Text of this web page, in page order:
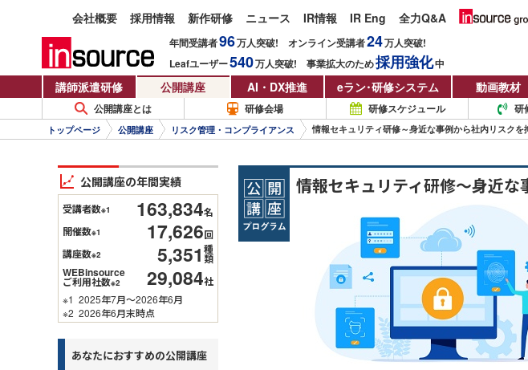
会社概要 採用情報 新作研修 ニュース IR情報 IR Eng 全力Q&A
年間受講者96万人突破! オンライン受講者24万人突破!
Leafユーザー540万人突破! 事業拡大のため採用強化中
講師派遣研修
公開講座 AI・DX推進 eラン・研修システム 動画教材
公開講座とは 研修会場 研修スケジュール 研
トップページ 公開講座 リスク管理・コンプライアンス 情報セキュリティ研修～身近な事例から社内リスクを
情報セキュリティ研修～身近
公開講座の年間実績
受講者数※1 163,834名
開催数※1 17,626回
講座数※2 5,351 種
類
WEBinsource
ご利用社数※2 29,084社
※1 2025年7月～2026年6月
※2 2026年6月末時点
あなたにおすすめの公開講座